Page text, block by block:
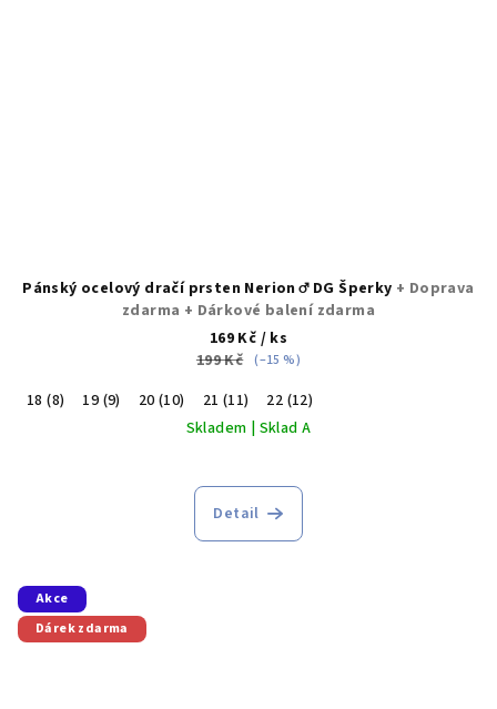
Pánský ocelový dračí prsten Nerion ♂️ DG Šperky + Doprava
zdarma + Dárkové balení zdarma
169 Kč / ks
199 Kč (–15 %)
18 (8) 19 (9) 20 (10) 21 (11)
22 (12)
Skladem | Sklad A
Detail
Akce
Dárek zdarma